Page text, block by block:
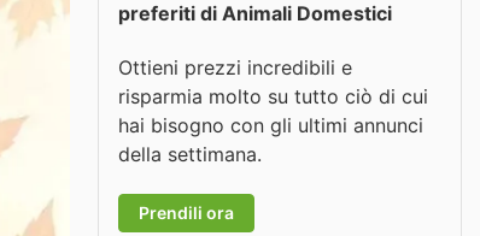
preferiti di Animali Domestici
Ottieni prezzi incredibili e
risparmia molto su tutto ciò di cui
hai bisogno con gli ultimi annunci
della settimana.
Prendili ora